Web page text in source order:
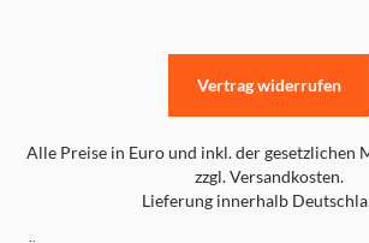
Alle Preise in Euro und inkl. der gesetzlichen
zzgl. Versandkosten.
Lieferung innerhalb
Vertrag widerrufen